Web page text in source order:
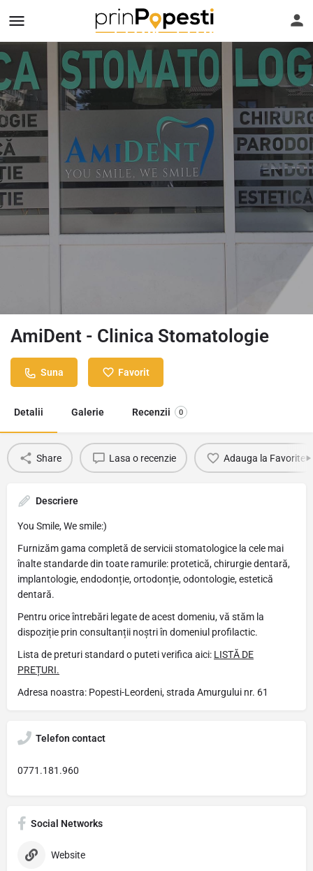
AmiDent - Clinica Stomatologie
Suna Favorit
Detalii Galerie Recenzii 0
Share Lasa o recenzie Adauga la Favorite
Descriere
You Smile, We smile:)
Furnizăm gama completă de servicii stomatologice la cele mai
înalte standarde din toate ramurile: protetică, chirurgie dentară,
implantologie, endodonție, ortodonție, odontologie, estetică
dentară.
Pentru orice întrebări legate de acest domeniu, vă stăm la
dispoziție prin consultanții noștri în domeniul profilactic.
Lista de preturi standard o puteti verifica aici: LISTĂ DE
PREȚURI.
Adresa noastra: Popesti-Leordeni, strada Amurgului nr. 61
Telefon contact
0771.181.960
Social Networks
Website